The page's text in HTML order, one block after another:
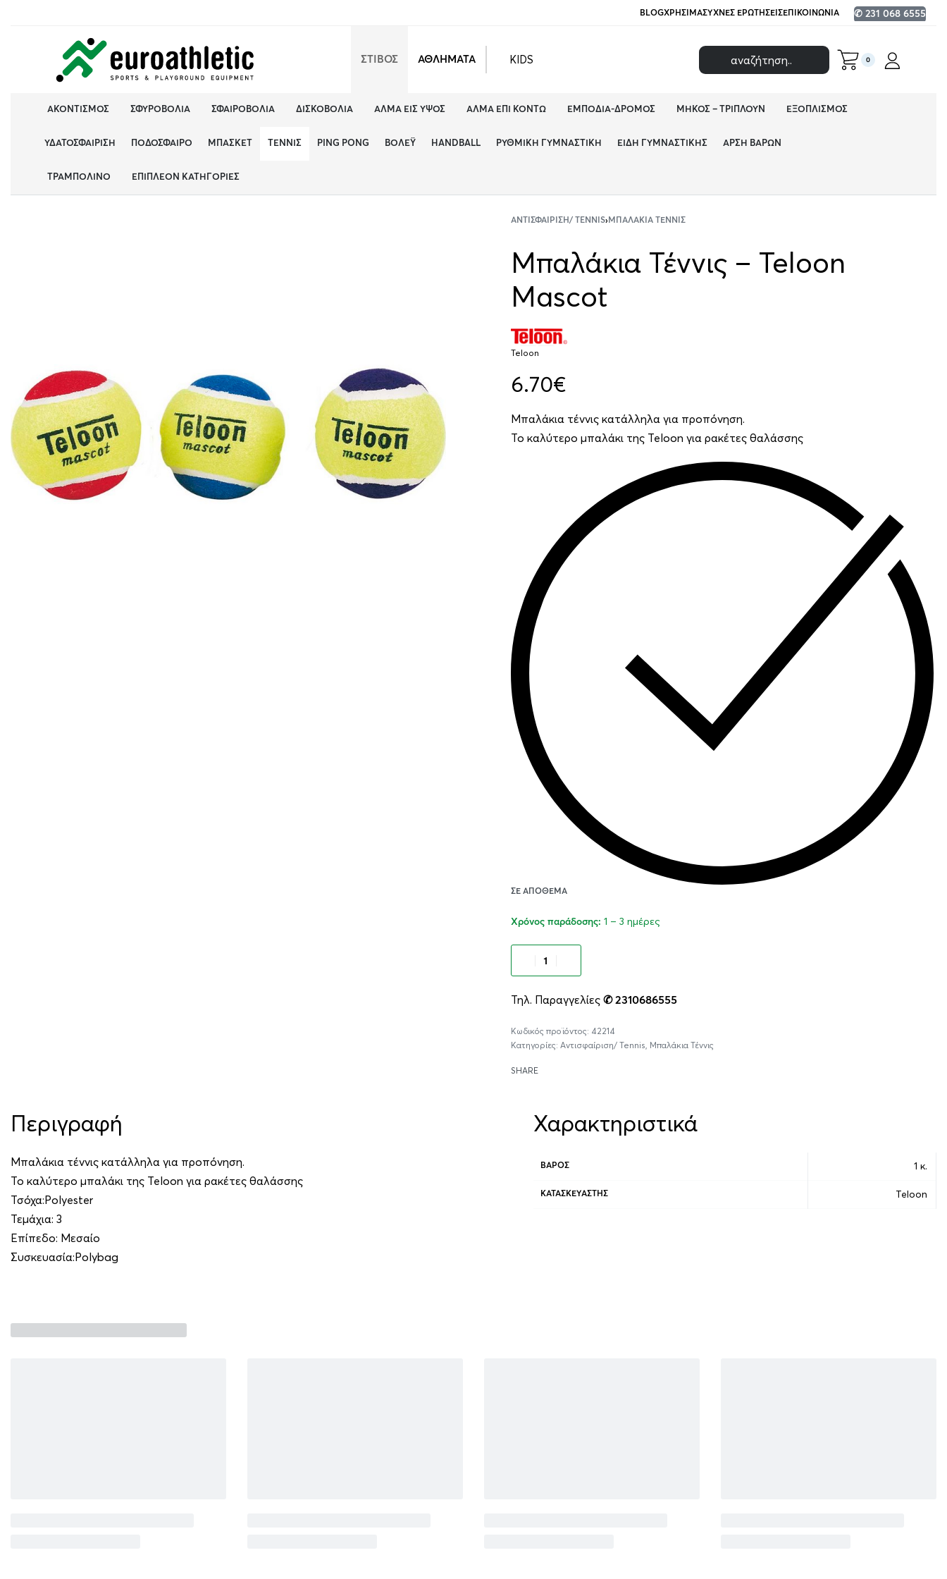
BLOGΧΡΉΣΙΜΑΣΥΧΝΈΣ ΕΡΩΤΉΣΕΙΣΕΠΙΚΟΙΝΩΝΊΑ ✆ 231 068 6555
ΣΤΙΒΟΣ ΑΘΛΗΜΑΤΑ KIDS 0
ΑΚΟΝΤΙΣΜΌΣ ΣΦΥΡΟΒΟΛΊΑ ΣΦΑΙΡΟΒΟΛΊΑ ΔΙΣΚΟΒΟΛΊΑ ΆΛΜΑ ΕΙΣ ΎΨΟΣ ΆΛΜΑ ΕΠΊ ΚΟΝΤΏ ΕΜΠΌΔΙΑ-ΔΡΌΜΟΣ ΜΉΚΟΣ – ΤΡΙΠΛΟΎΝ ΕΞΟΠΛΙΣΜΌΣ
ΥΔΑΤΟΣΦΑΊΡΙΣΗ ΠΟΔΌΣΦΑΙΡΟ ΜΠΆΣΚΕΤ ΤΈΝΝΙΣ PING PONG ΒΌΛΕΫ HANDBALL ΡΥΘΜΙΚΉ ΓΥΜΝΑΣΤΙΚΉ ΕΊΔΗ ΓΥΜΝΑΣΤΙΚΉΣ ΆΡΣΗ ΒΑΡΏΝ
ΤΡΑΜΠΟΛΊΝΟ ΕΠΙΠΛΈΟΝ ΚΑΤΗΓΟΡΊΕΣ
ΑΝΤΙΣΦΑΊΡΙΣΗ/ TENNIS› ΜΠΑΛΆΚΙΑ ΤΈΝΝΙΣ
Μπαλάκια Τέννις – Teloon
Mascot
Teloon
6.70€
Μπαλάκια τέννις κατάλληλα για προπόνηση.
Το καλύτερο μπαλάκι της Teloon για ρακέτες θαλάσσης
ΣΕ ΑΠΌΘΕΜΑ
Χρόνος παράδοσης: 1 – 3 ημέρες
Τηλ. Παραγγελίες ✆ 2310686555
42214
Κατηγορίες: Αντισφαίριση/ Tennis, Μπαλάκια Τέννις
SHARE
Περιγραφή
Μπαλάκια τέννις κατάλληλα για προπόνηση.
Το καλύτερο μπαλάκι της Teloon για ρακέτες θαλάσσης
Τσόχα:Polyester
Τεμάχια: 3
Επίπεδο: Μεσαίο
Συσκευασία:Polybag
Χαρακτηριστικά
ΒΆΡΟΣ 1 κ.
ΚΑΤΑΣΚΕΥΑΣΤΉΣ Teloon